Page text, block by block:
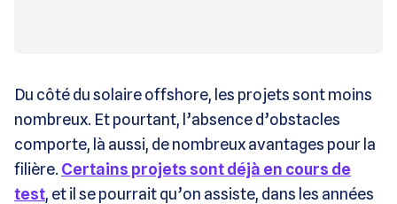
Du côté du solaire offshore, les projets sont moins
nombreux. Et pourtant, l’absence d’obstacles
comporte, là aussi, de nombreux avantages pour la
filière. Certains projets sont déjà en cours de
test, et il se pourrait qu’on assiste, dans les années